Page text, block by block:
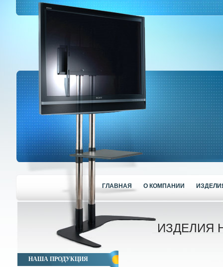
ГЛАВНАЯ О КОМПАНИИ
НАША ПРОДУКЦИЯ
ИЗДЕЛИЯ